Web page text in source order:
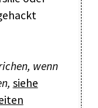
wenn
siehe